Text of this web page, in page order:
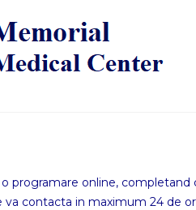
programare online, completand
contacta in maximum 24 de